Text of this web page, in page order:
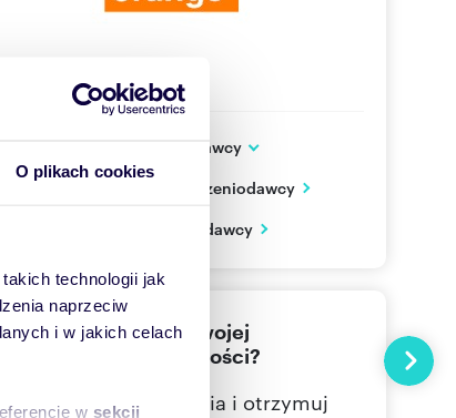
O plikach cookies
technologii jak
naprzeciw
i w jakich celach
w sekcji
dane ogłoszeniodawcy
Jerozolimskie 160
800300 Pokaż telefon
wszystkie oferty ogłoszeniodawcy
wizytówkę ogłoszeniodawcy
znalazłeś jeszcze swojej
nieruchomości?
swoje oczekiwania i otrzymuj